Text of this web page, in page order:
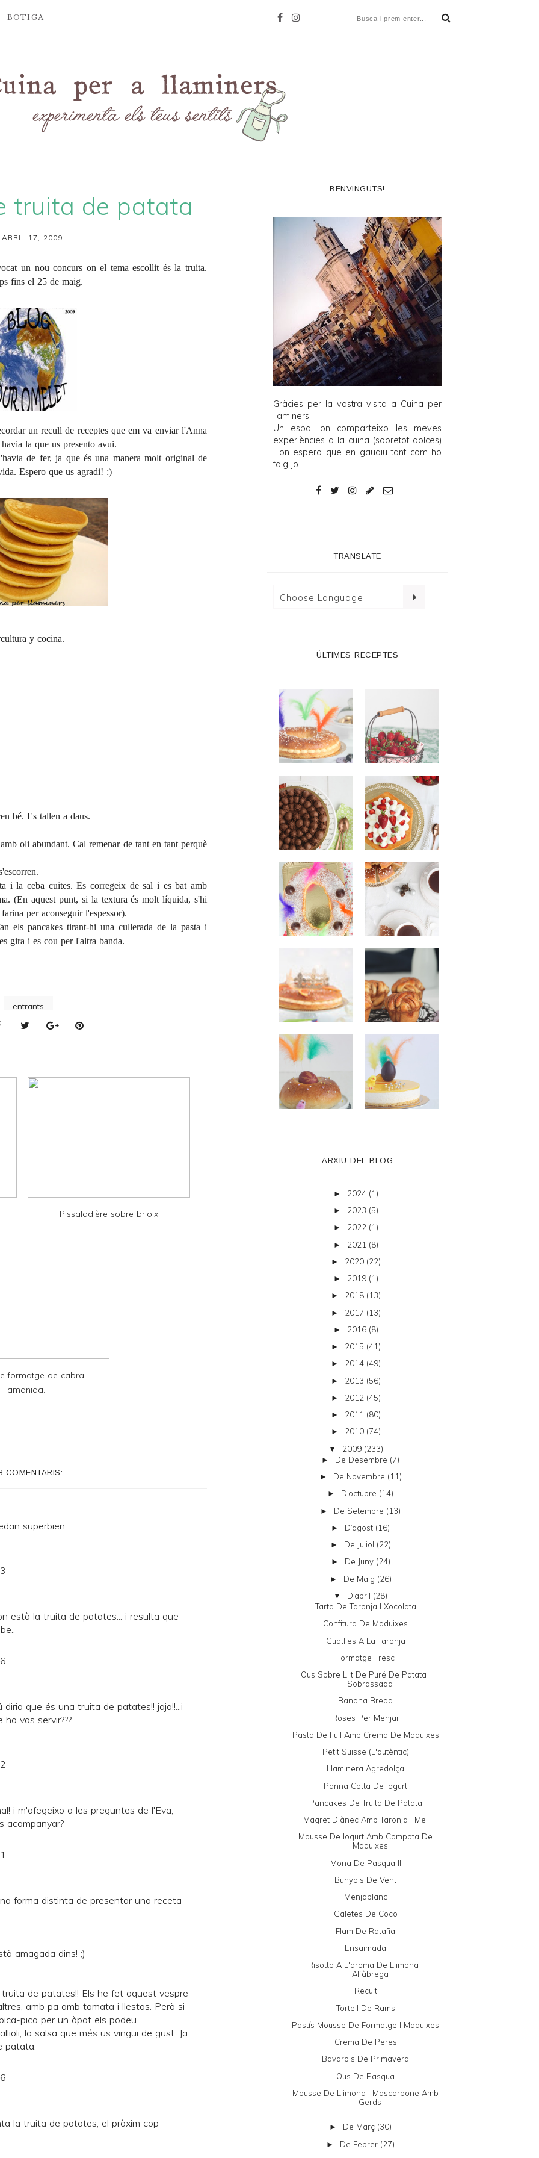
BOTIGA
truita de patata
17, 2009
un nou concurs on el tema escollit és la truita.
fins el 25 de maig.
un recull de receptes que em va enviar l'Anna
la que us presento avui.
de fer, ja que és una manera molt original de
Espero que us agradi! :)
y cocina.
bé. Es tallen a daus.
oli abundant. Cal remenar de tant en tant perquè
i la ceba cuites. Es corregeix de sal i es bat amb
(En aquest punt, si la textura és molt líquida, s'hi
per aconseguir l'espessor).
els pancakes tirant-hi una cullerada de la pasta i
gira i es cou per l'altra banda.
entrants
Pissaladière sobre brioix
formatge de cabra,
amanida...
COMENTARIS:
superbien.
està la truita de patates... i resulta que
diria que és una truita de patates!! jaja!!...i
ho vas servir???
i m'afegeixo a les preguntes de l'Eva,
acompanyar?
forma distinta de presentar una receta
amagada dins! ;)
truita de patates!! Els he fet aquest vespre
amb pa amb tomata i llestos. Però si
pica per un àpat els podeu
la salsa que més us vingui de gust. Ja
patata.
la truita de patates, el pròxim cop
BENVINGUTS!
Gràcies per la vostra visita a Cuina per
llaminers!
Un espai on comparteixo les meves
experiències a la cuina (sobretot dolces)
i on espero que en gaudiu tant com ho
faig jo.
TRANSLATE
ÚLTIMES RECEPTES
ARXIU DEL BLOG
► 2024 (1)
► 2023 (5)
► 2022 (1)
► 2021 (8)
► 2020 (22)
► 2019 (1)
► 2018 (13)
► 2017 (13)
► 2016 (8)
► 2015 (41)
► 2014 (49)
► 2013 (56)
► 2012 (45)
► 2011 (80)
► 2010 (74)
▼ 2009 (233)
► De Desembre (7)
► De Novembre (11)
► D’octubre (14)
► De Setembre (13)
► D’agost (16)
► De Juliol (22)
► De Juny (24)
► De Maig (26)
▼ D’abril (28)
Tarta De Taronja I Xocolata
Confitura De Maduixes
Guatlles A La Taronja
Formatge Fresc
Ous Sobre Llit De Puré De Patata I
Sobrassada
Banana Bread
Roses Per Menjar
Pasta De Full Amb Crema De Maduixes
Petit Suisse (l'autèntic)
Llaminera Agredolça
Panna Cotta De Iogurt
Pancakes De Truita De Patata
Magret D'ànec Amb Taronja I Mel
Mousse De Iogurt Amb Compota De
Maduixes
Mona De Pasqua II
Bunyols De Vent
Menjablanc
Galetes De Coco
Flam De Ratafia
Ensaïmada
Risotto A L'aroma De Llimona I
Alfàbrega
Recuit
Tortell De Rams
Pastís Mousse De Formatge I Maduixes
Crema De Peres
Bavarois De Primavera
Ous De Pasqua
Mousse De Llimona I Mascarpone Amb
Gerds
► De Març (30)
► De Febrer (27)